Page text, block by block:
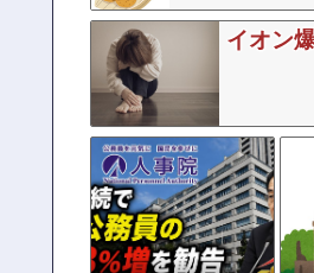
イオン